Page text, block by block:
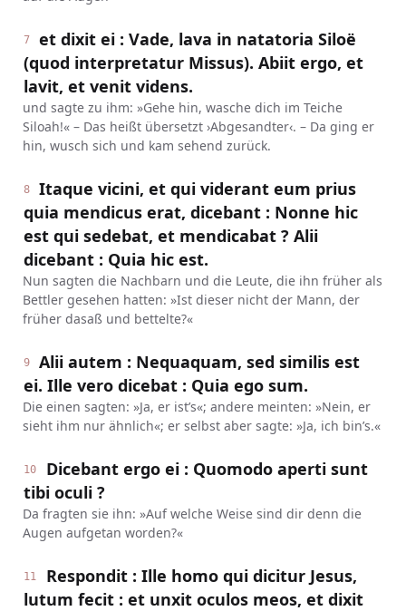
7
et dixit ei : Vade, lava in natatoria Siloë
(quod interpretatur Missus). Abiit ergo, et
lavit, et venit videns.
und sagte zu ihm: »Gehe hin, wasche dich im Teiche
Siloah!« – Das heißt übersetzt ›Abgesandter‹. – Da ging er
hin, wusch sich und kam sehend zurück.
8
Itaque vicini, et qui viderant eum prius
quia mendicus erat, dicebant : Nonne hic
est qui sedebat, et mendicabat ? Alii
dicebant : Quia hic est.
Nun sagten die Nachbarn und die Leute, die ihn früher als
Bettler gesehen hatten: »Ist dieser nicht der Mann, der
früher dasaß und bettelte?«
9
Alii autem : Nequaquam, sed similis est
ei. Ille vero dicebat : Quia ego sum.
Die einen sagten: »Ja, er ist’s«; andere meinten: »Nein, er
sieht ihm nur ähnlich«; er selbst aber sagte: »Ja, ich bin’s.«
10
Dicebant ergo ei : Quomodo aperti sunt
tibi oculi ?
Da fragten sie ihn: »Auf welche Weise sind dir denn die
Augen aufgetan worden?«
11
Respondit : Ille homo qui dicitur Jesus,
lutum fecit : et unxit oculos meos, et dixit